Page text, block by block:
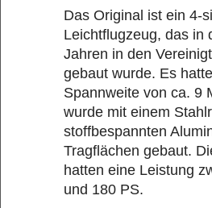
Das Original ist ein 4-
Leichtflugzeug, das in
Jahren in den
gebaut wurde. Es
Spannweite von ca. 9
wurde mit einem
stoffbespannten
Tragflächen gebaut.
hatten eine Leistung
und 180 PS.